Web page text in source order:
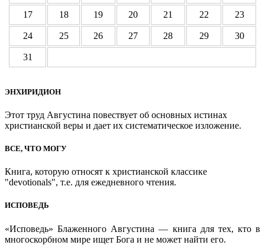
17 18 19 20 21 22 23
24 25 26 27 28 29 30
31
ЭНХИРИДИОН
Этот труд Августина повествует об основных истинах
христианской веры и дает их систематическое изложение.
ВСЕ, ЧТО МОГУ
Книга, которую относят к христианской классике
"devotionals", т.е. для ежедневного чтения.
ИСПОВЕДЬ
«Исповедь» Блаженного Августина — книга для тех, кто в
многоскорбном мире ищет Бога и не может найти его.